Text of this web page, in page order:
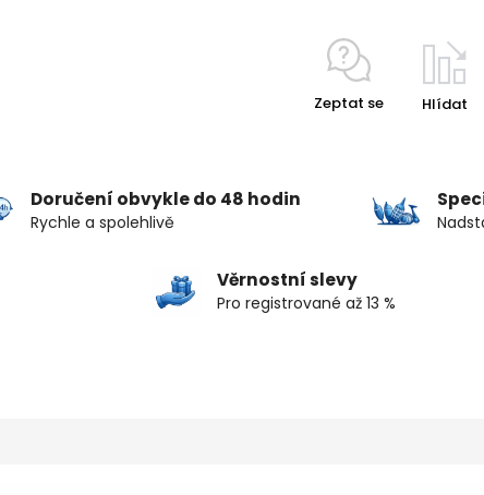
Zeptat se Hlídat
Doručení obvykle do 48 hodin
Rychle a spolehlivě
Věrnostní slevy
Pro registrované až 13 %